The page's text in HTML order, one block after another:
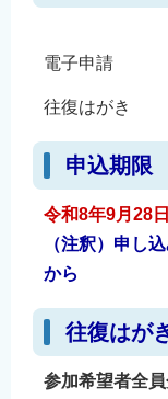
電子申請
往復はがき
申込期限
令和8年9月28
（注釈）申し
から
往復はが
参加希望者全員